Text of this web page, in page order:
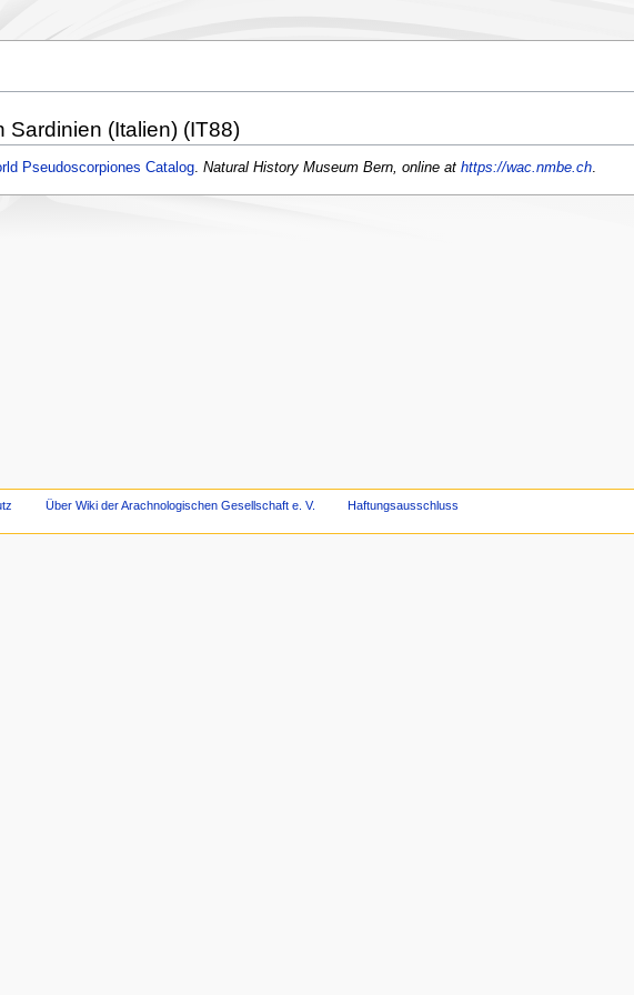
Sardinien (Italien) (IT88)
Pseudoscorpiones Catalog. Natural History Museum Bern, online at https://wac.nmbe.ch.
Über Wiki der Arachnologischen Gesellschaft e. V. Haftungsausschluss